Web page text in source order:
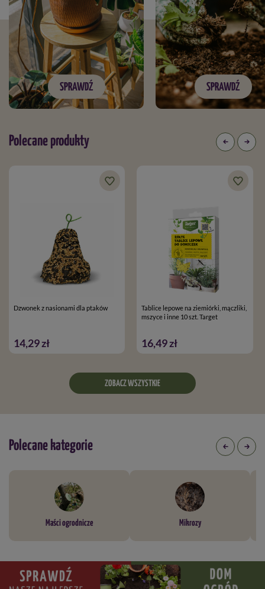
SPRAWDŹ SPRAWDŹ
Polecane produkty
Dzwonek z nasionami dla ptaków
14,29 zł
Tablice lepowe na ziemiórki, mączliki,
mszyce i inne 10 szt. Target
16,49 zł
ZOBACZ WSZYSTKIE
Polecane kategorie
Maści ogrodnicze Mikrozy